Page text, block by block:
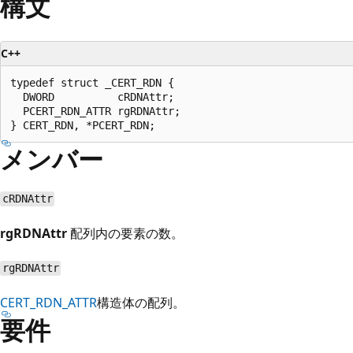
C++
typedef struct _CERT_RDN {
  DWORD          cRDNAttr;
  PCERT_RDN_ATTR rgRDNAttr;
メンバー
cRDNAttr
rgRDNAttr配列内の要素の数。
rgRDNAttr
CERT_RDN_ATTR構造体の配列。
要件